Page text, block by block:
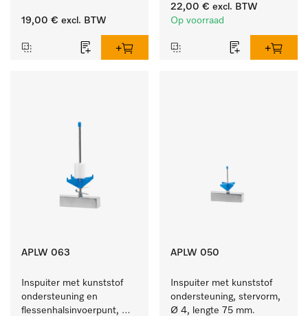
19,00 € excl. BTW
22,00 € excl. BTW
Op voorraad
APLW 063
Inspuiter met kunststof
ondersteuning en
flessenhalsinvoerpunt,
APLW 050
Inspuiter met kunststof
ondersteuning, stervorm,
Ø 4, lengte 75 mm.